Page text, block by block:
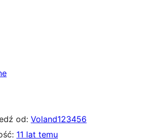
od: Voland123456
11 lat temu